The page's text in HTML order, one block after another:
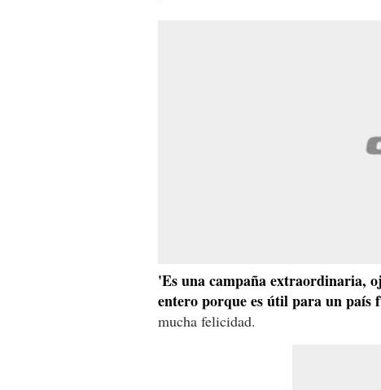
'Es una campaña extraordinaria,
entero porque es útil para un país
mucha felicidad.